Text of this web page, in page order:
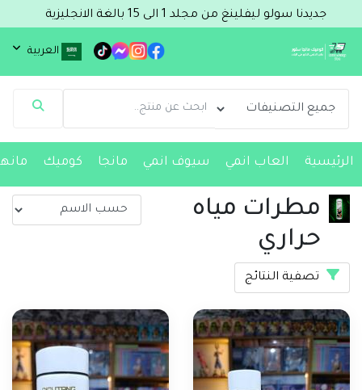
جديدنا سولو ليفلينغ من مجلد 1 الى 15 بالغة الانجليزية
العربية
الرئيسية العاب انمي سيوف انمي مانجا كوميك
مطرات مياه
حراري
تصفية النتائج
مساعد Comic & Manga Store
متصل الآن
كيف يمكنني مساعدتك؟ اكتب لي عن المنتج الذي